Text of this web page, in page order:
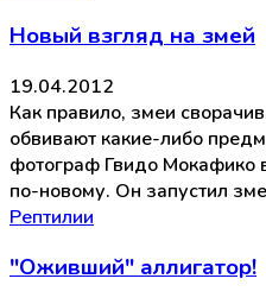
Новый взгляд на змей
19.04.2012
Как правило, змеи
обвивают какие-либо
фотограф Гвидо Мокафико
по-новому. Он запустил
Рептилии
"Оживший" аллигатор!